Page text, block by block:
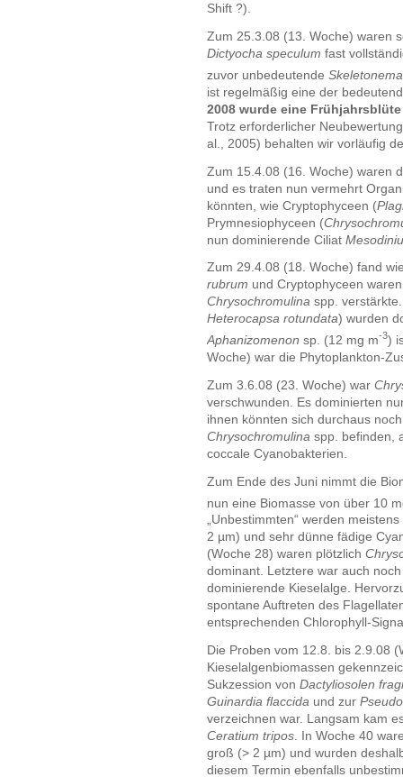
Shift ?).
Zum 25.3.08 (13. Woche) waren
Dictyocha speculum fast
zuvor unbedeutende
ist regelmäßig eine der
2008 wurde eine
Trotz erforderlicher
al., 2005) behalten wir vorläufig
Zum 15.4.08 (16. Woche) waren
und es traten nun vermehrt
könnten, wie Cryptophyceen (
Prymnesiophyceen (
nun dominierende Ciliat
Zum 29.4.08 (18. Woche) fand
rubrum und Cryptophyceen
Chrysochromulina spp.
Heterocapsa rotundata) wurden
Aphanizomenon sp. (12 mg m-3)
Woche) war die Phytoplankton-
Zum 3.6.08 (23. Woche) war
verschwunden. Es dominierten
ihnen könnten sich durchaus
Chrysochromulina spp. befinden,
coccale Cyanobakterien.
Zum Ende des Juni nimmt die
nun eine Biomasse von über 10
„Unbestimmten“ werden
2 µm) und sehr dünne fädige
(Woche 28) waren plötzlich
dominant. Letztere war auch
dominierende Kieselalge.
spontane Auftreten des
entsprechenden Chlorophyll-
Die Proben vom 12.8. bis 2.9.08
Kieselalgenbiomassen
Sukzession von Dactyliosolen
Guinardia flaccida und zur
verzeichnen war. Langsam kam
Ceratium tripos. In Woche 40
groß (> 2 µm) und wurden
diesem Termin ebenfalls